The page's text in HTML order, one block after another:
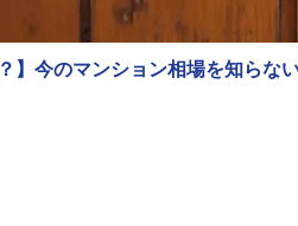
】今のマンション相場を知ら